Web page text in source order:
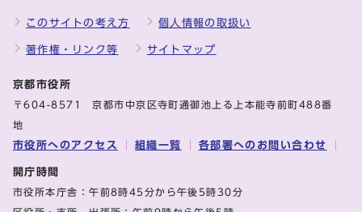
このサイトの考え方 個人情報の取扱い
著作権・リンク等 サイトマップ
京都市役所
〒604-8571 京都市中京区寺町通御池上る上本能寺前町488番
地
市役所へのアクセス 組織一覧 各部署へのお問い合わせ
開庁時間
市役所本庁舎：午前8時45分から午後5時30分